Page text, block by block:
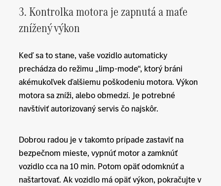
3. Kontrolka motora je zapnutá a maťe
znížený výkon
Keď sa to stane, vaše vozidlo automaticky
prechádza do režimu „limp-mode“, ktorý bráni
akémukoľvek ďalšiemu poškodeniu motora. Výkon
motora sa zníži, alebo obmedzí. Je potrebné
navštíviť autorizovaný servis čo najskôr.
Dobrou radou je v takomto prípade zastaviť na
bezpečnom mieste, vypnúť motor a zamknúť
vozidlo cca na 10 min. Potom opäť odomknúť a
naštartovať. Ak vozidlo má opäť výkon, pokračujte v